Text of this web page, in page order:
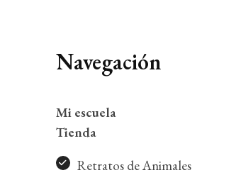
Navegación
Mi escuela
Tienda
Retratos de Animales